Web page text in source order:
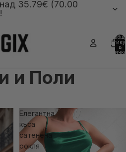
35.79€ (70.00
в
и Поли
Елегантна
къса
сатенена
рокля